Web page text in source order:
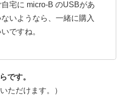
宅に micro-B のUSBがあ
ないようなら、一緒に購入
ですね。
です。
ただけます。）